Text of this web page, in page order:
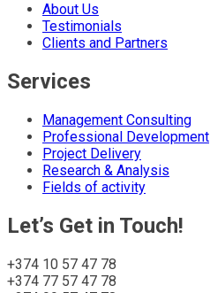
About Us
Testimonials
Clients and Partners
Services
Management Consulting
Professional Development
Project Delivery
Research & Analysis
Fields of activity
Let’s Get in Touch!
+374 10 57 47 78
+374 77 57 47 78